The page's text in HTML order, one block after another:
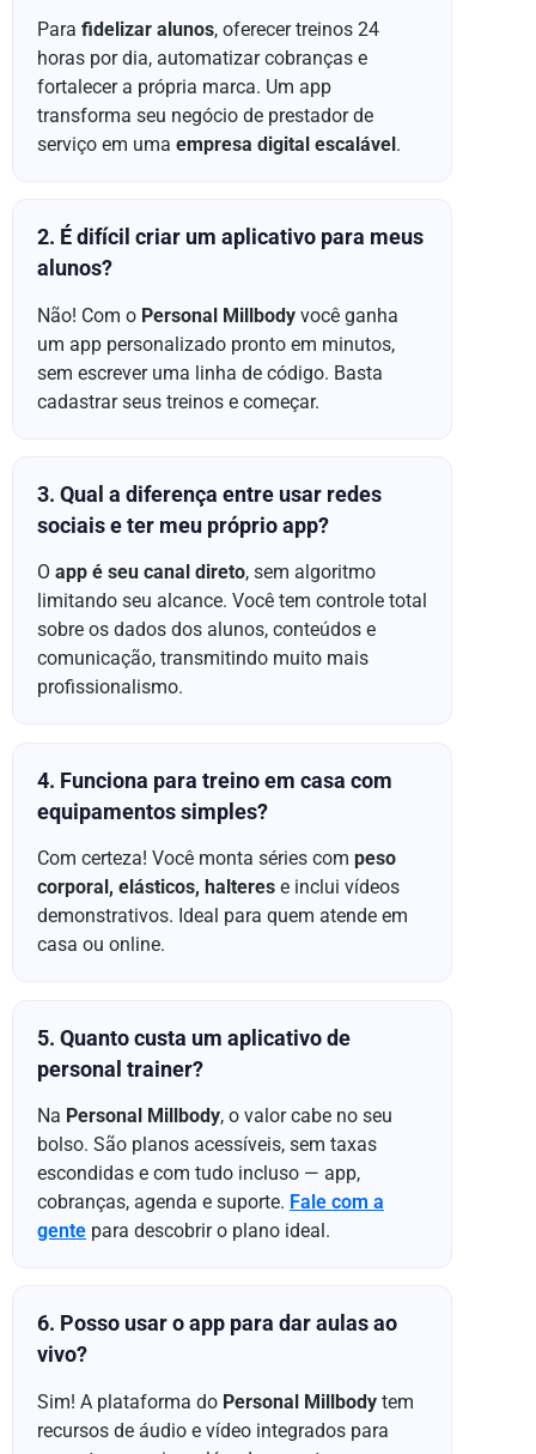
Para fidelizar alunos, oferecer treinos 24
horas por dia, automatizar cobranças e
fortalecer a própria marca. Um app
transforma seu negócio de prestador de
serviço em uma empresa digital escalável.
2. É difícil criar um aplicativo para meus
alunos?
Não! Com o Personal Millbody você ganha
um app personalizado pronto em minutos,
sem escrever uma linha de código. Basta
cadastrar seus treinos e começar.
3. Qual a diferença entre usar redes
sociais e ter meu próprio app?
O app é seu canal direto, sem algoritmo
limitando seu alcance. Você tem controle total
sobre os dados dos alunos, conteúdos e
comunicação, transmitindo muito mais
profissionalismo.
4. Funciona para treino em casa com
equipamentos simples?
Com certeza! Você monta séries com peso
corporal, elásticos, halteres e inclui vídeos
demonstrativos. Ideal para quem atende em
casa ou online.
5. Quanto custa um aplicativo de
personal trainer?
Na Personal Millbody, o valor cabe no seu
bolso. São planos acessíveis, sem taxas
escondidas e com tudo incluso — app,
cobranças, agenda e suporte. Fale com a
gente para descobrir o plano ideal.
6. Posso usar o app para dar aulas ao
vivo?
Sim! A plataforma do Personal Millbody tem
recursos de áudio e vídeo integrados para